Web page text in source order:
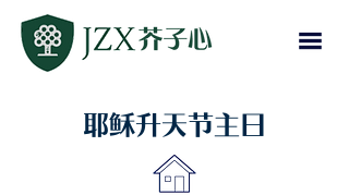
耶稣升天节主日